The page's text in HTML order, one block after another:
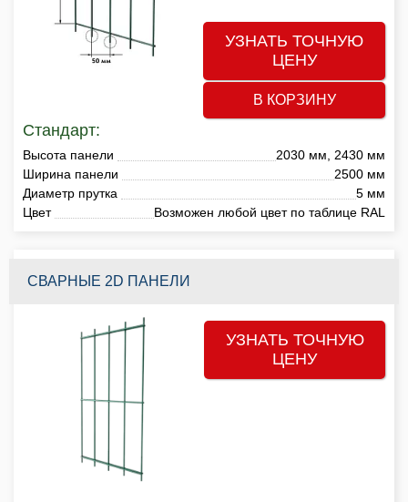
УЗНАТЬ ТОЧНУЮ
ЦЕНУ
В КОРЗИНУ
Стандарт:
Высота панели
2030 мм, 2430 мм
Ширина панели
2500 мм
Диаметр прутка
5 мм
Цвет
Возможен любой цвет по таблице RAL
СВАРНЫЕ 2D ПАНЕЛИ
УЗНАТЬ ТОЧНУЮ
ЦЕНУ